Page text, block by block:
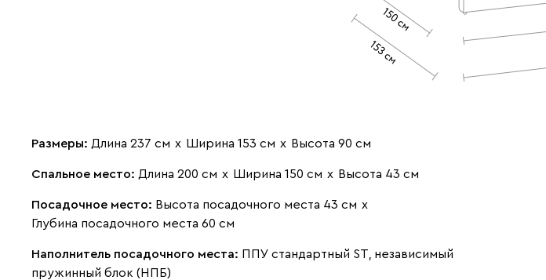
Размеры: Длина 237 см х Ширина 153 см х Высота 90 см
Спальное место: Длина 200 см х Ширина 150 см х Высота 43 см
Посадочное место: Высота посадочного места 43 см х
Глубина посадочного места 60 см
Наполнитель посадочного места: ППУ стандартный ST, независимый
пружинный блок (НПБ)